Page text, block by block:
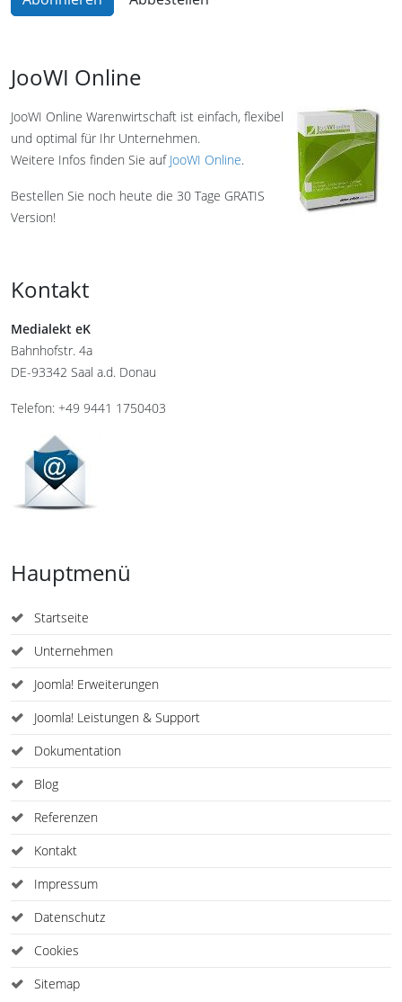
JooWI Online
JooWI Online Warenwirtschaft ist einfach, flexibel
und optimal für Ihr Unternehmen.
Weitere Infos finden Sie auf JooWI Online.
Bestellen Sie noch heute die 30 Tage GRATIS
Version!
Kontakt
Medialekt eK
Bahnhofstr. 4a
DE-93342 Saal a.d. Donau
Telefon: +49 9441 1750403
Hauptmenü
Startseite
Unternehmen
Joomla! Erweiterungen
Joomla! Leistungen & Support
Dokumentation
Blog
Referenzen
Kontakt
Impressum
Datenschutz
Cookies
Sitemap